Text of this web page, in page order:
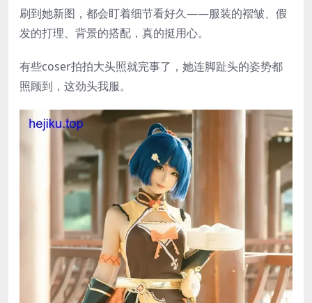
刷到她新图，都会盯着细节看好久——服装的褶皱、假
发的打理、背景的搭配，真的挺用心。
有些coser拍拍大头照就完事了，她连脚趾头的姿势都
照顾到，这劲头我服。